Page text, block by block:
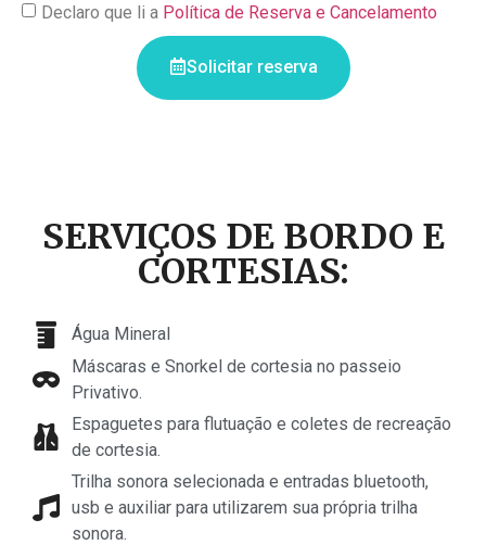
Declaro que li a Política de Reserva e Cancelamento
Solicitar reserva
SERVIÇOS DE BORDO E
CORTESIAS:
Água Mineral
Máscaras e Snorkel de cortesia no passeio
Privativo.
Espaguetes para flutuação e coletes de recreação
de cortesia.
Trilha sonora selecionada e entradas bluetooth,
usb e auxiliar para utilizarem sua própria trilha
sonora.